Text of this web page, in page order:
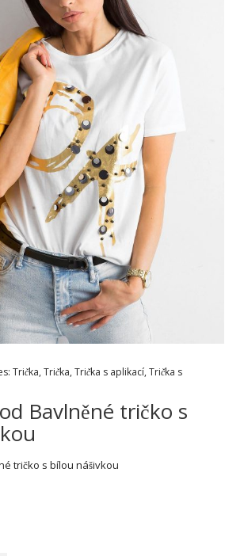
Trička, Trička, Trička s aplikací, Trička s
Bavlněné tričko s
tričko s bílou nášivkou